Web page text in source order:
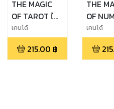
THE MAGIC
OF TAROT ไพ่
ยิปซีขั้นเทพ
เคนโด้
215.00 ฿
THE
OF
เลขเล่าเ
เคนโด้